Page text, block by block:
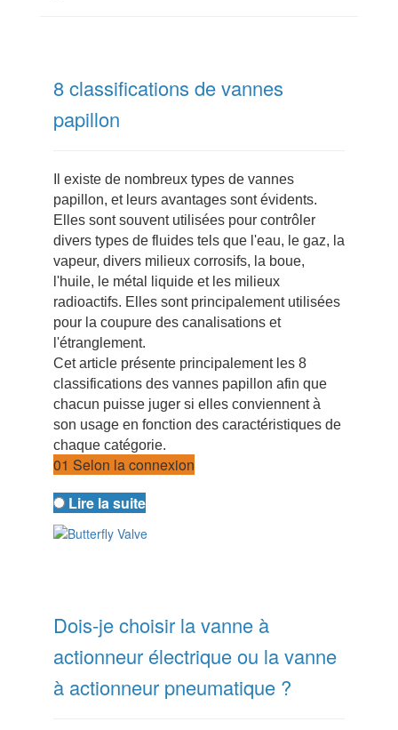
8 classifications de vannes
papillon
Il existe de nombreux types de vannes
papillon, et leurs avantages sont évidents.
Elles sont souvent utilisées pour contrôler
divers types de fluides tels que l'eau, le gaz, la
vapeur, divers milieux corrosifs, la boue,
l'huile, le métal liquide et les milieux
radioactifs. Elles sont principalement utilisées
pour la coupure des canalisations et
l'étranglement.
Cet article présente principalement les 8
classifications des vannes papillon afin que
chacun puisse juger si elles conviennent à
son usage en fonction des caractéristiques de
chaque catégorie.
01 Selon la connexion
Lire la suite
Dois-je choisir la vanne à
actionneur électrique ou la vanne
à actionneur pneumatique ?